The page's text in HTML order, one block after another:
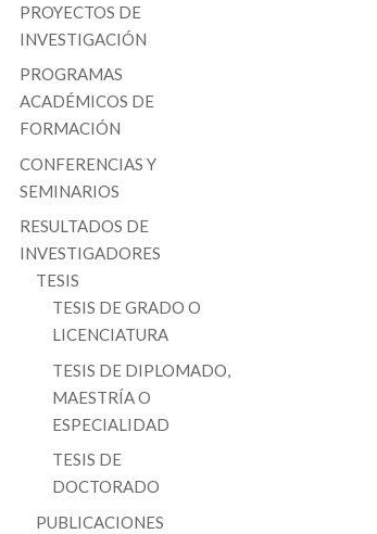
PROYECTOS DE
INVESTIGACIÓN
PROGRAMAS
ACADÉMICOS DE
FORMACIÓN
CONFERENCIAS Y
SEMINARIOS
RESULTADOS DE
INVESTIGADORES
TESIS
TESIS DE GRADO O
LICENCIATURA
TESIS DE DIPLOMADO,
MAESTRÍA O
ESPECIALIDAD
TESIS DE
DOCTORADO
PUBLICACIONES